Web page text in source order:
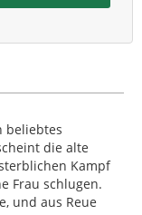
beliebtes
die alte
Kampf
Frau schlugen.
und aus Reue